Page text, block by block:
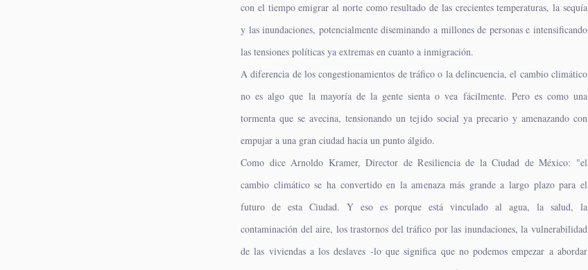
con el tiempo emigrar al norte como resultado de las crecientes temperaturas, la sequía
y las inundaciones, potencialmente diseminando a millones de personas e intensificando
las tensiones políticas ya extremas en cuanto a inmigración.
A diferencia de los congestionamientos de tráfico o la delincuencia, el cambio climático
no es algo que la mayoría de la gente sienta o vea fácilmente. Pero es como una
tormenta que se avecina, tensionando un tejido social ya precario y amenazando con
empujar a una gran ciudad hacia un punto álgido.
Como dice Arnoldo Kramer, Director de Resiliencia de la Ciudad de México: "el
cambio climático se ha convertido en la amenaza más grande a largo plazo para el
futuro de esta Ciudad. Y eso es porque está vinculado al agua, la salud, la
contaminación del aire, los trastornos del tráfico por las inundaciones, la vulnerabilidad
de las viviendas a los deslaves -lo que significa que no podemos empezar a abordar